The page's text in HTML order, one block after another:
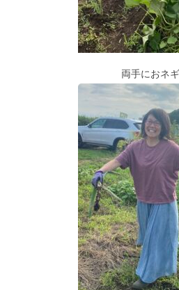
両手におネギ